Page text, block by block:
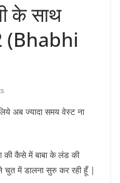
के साथ
(Bhabhi
अब ज्यादा समय वेस्ट ना
की कैसे में बाबा के लंड की
चुत में डालना सुरु कर रही हूँ |